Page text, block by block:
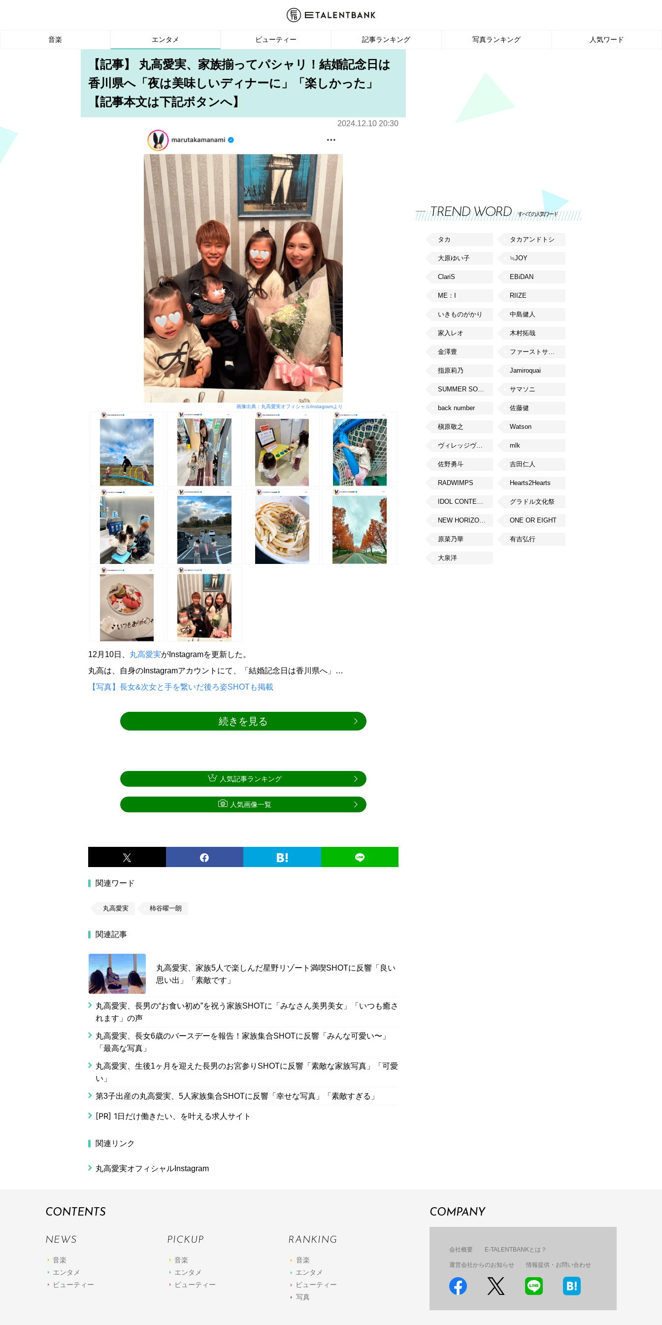
音楽 エンタメ ビューティー 記事ランキング 写真ランキング 人気ワード
【記事】 丸高愛実、家族揃ってパシャリ！結婚記念日は
香川県へ「夜は美味しいディナーに」「楽しかった」
【記事本文は下記ボタンへ】
2024.12.10 20:30
画像出典：丸高愛実オフィシャルInstagramより
12月10日、 丸高愛実がInstagramを更新した。
丸高は、自身のInstagramアカウントにて、「結婚記念日は香川県へ」…
【写真】長女&次女と手を繋いだ後ろ姿SHOTも掲載
続きを見る
関連ワード
丸高愛実 柿谷曜一朗
関連記事
丸高愛実、家族5人で楽しんだ星野リゾート満喫SHOTに反響「良い
思い出」「素敵です」
丸高愛実、長男の“お食い初め”を祝う家族SHOTに「みなさん美男美女」「いつも癒さ
れます」の声
丸高愛実、長女6歳のバースデーを報告！家族集合SHOTに反響「みんな可愛い〜」
「最高な写真」
丸高愛実、生後1ヶ月を迎えた長男のお宮参りSHOTに反響「素敵な家族写真」「可愛
い」
第3子出産の丸高愛実、5人家族集合SHOTに反響「幸せな写真」「素敵すぎる」
[PR] 1日だけ働きたい、を叶える求人サイト
関連リンク
丸高愛実オフィシャルInstagram
人気記事ランキング
人気画像一覧
TREND WORD すべての人気ワード
タカ タカアンドトシ
大原ゆい子 ≒JOY
ClariS EBiDAN
ME：I RIIZE
いきものがかり 中島健人
家入レオ 木村拓哉
金澤豊 ファーストサマーウイカ
指原莉乃 Jamiroquai
SUMMER SONIC サマソニ
back number 佐藤健
槇原敬之 Watson
ヴィレッジヴァンガード mlk
佐野勇斗 吉田仁人
RADWIMPS Hearts2Hearts
IDOL CONTENT EXPO グラドル文化祭
NEW HORIZON FEST ONE OR EIGHT
原菜乃華 有吉弘行
大泉洋
CONTENTS
NEWS
音楽
エンタメ
ビューティー
PICKUP
音楽
エンタメ
ビューティー
RANKING
音楽
エンタメ
ビューティー
写真
COMPANY
会社概要 E-TALENTBANKとは？
運営会社からのお知らせ 情報提供・お問い合わせ